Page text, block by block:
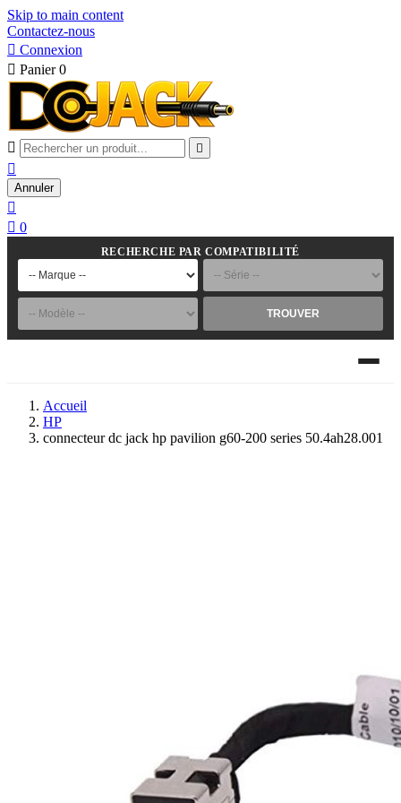
Skip to main content
Contactez-nous
 Connexion
 Panier 0
 

Annuler

 0
RECHERCHE PAR COMPATIBILITÉ
TROUVER
Accueil
HP
connecteur dc jack hp pavilion g60-200 series 50.4ah28.001